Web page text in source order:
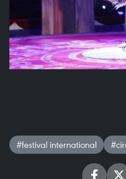
#festival international